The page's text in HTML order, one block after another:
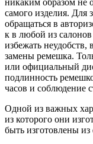
самого изделия.
обращаться в
к в любой из
избежать
замены ремешка.
или официальный
подлинность
часов и соблюдение
Одной из важных
из которого они
быть изготовлены